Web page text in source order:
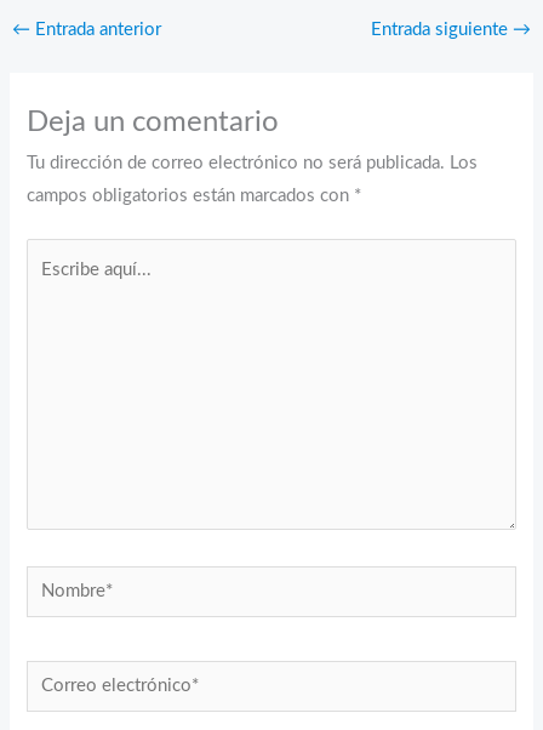
← Entrada anterior Entrada siguiente →
Deja un comentario
Tu dirección de correo electrónico no será publicada. Los
campos obligatorios están marcados con *
Nombre*
Correo
electrónico*